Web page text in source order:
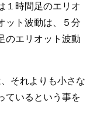
１時間足のエリオ
ット波動は、５分
のエリオット波動
それよりも小さな
ているという事を